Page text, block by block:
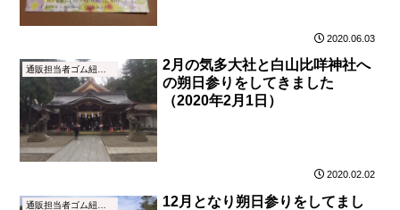
2020.06.03
2月の気多大社と白山比咩神社へ
の朔日参りをしてきました
（2020年2月1日）
2020.02.02
12月となり朔日参りをしてまし